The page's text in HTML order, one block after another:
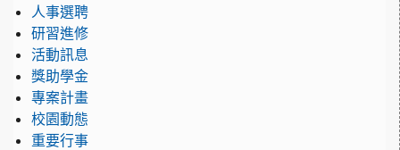
人事選聘
研習進修
活動訊息
獎助學金
專案計畫
校園動態
重要行事